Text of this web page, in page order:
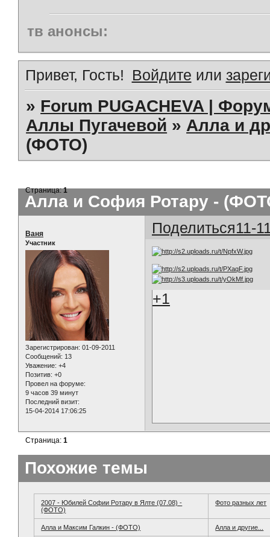
тв анонсы:
Привет, Гость! Войдите или
» Forum PUGACHEVA |
Аллы Пугачевой » Алла и
(ФОТО)
Алла и София Ротару -
Страница:1
Поделиться11-
Ваня
Участник
Зарегистрирован: 01-09-2011
Сообщений: 13
Уважение: +4
Позитив: +0
Провел на форуме:
9 часов 39 минут
Последний визит:
15-04-2014 17:06:25
+1
Страница:1
Похожие темы
2007 - Юбилей Софии Ротару в Ялте (07.08) -
(ФОТО)
Фото разных лет
Алла и Максим Галкин - (ФОТО) Алла и другие...